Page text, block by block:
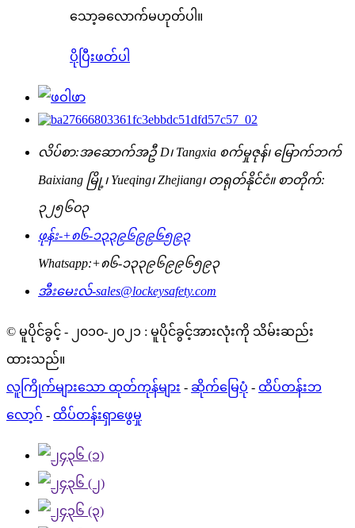
သော့ခလောက်မဟုတ်ပါ။
ပိုပြီးဖတ်ပါ
လိပ်စာ:အဆောက်အဦ D၊ Tangxia စက်မှုဇုန်၊ မြောက်ဘက်
Baixiang မြို့၊ Yueqing၊ Zhejiang၊ တရုတ်နိုင်ငံ။ စာတိုက်:
၃၂၅၆၀၃
ဖုန်း-+၈၆-၁၃၃၉၆၉၉၆၅၉၃
Whatsapp:+၈၆-၁၃၃၉၆၉၉၆၅၉၃
အီးမေးလ်-sales@lockeysafety.com
© မူပိုင်ခွင့် - ၂၀၁၀-၂၀၂၁ : မူပိုင်ခွင့်အားလုံးကို သိမ်းဆည်း
ထားသည်။
လူကြိုက်များသော ထုတ်ကုန်များ - ဆိုက်မြေပုံ - ထိပ်တန်းဘ
လော့ဂ် - ထိပ်တန်းရှာဖွေမှု